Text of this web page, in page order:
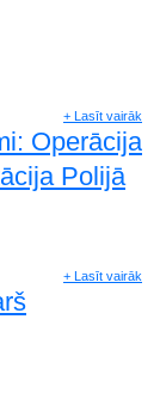
+ Lasīt vairāk
Operācija
Polijā
+ Lasīt vairāk